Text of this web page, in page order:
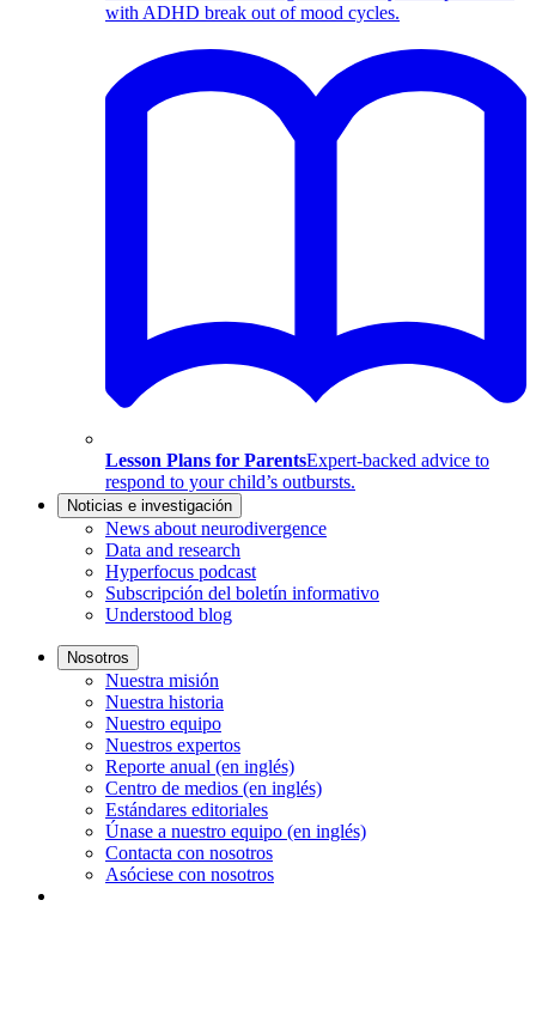
with ADHD break out of mood cycles.
Lesson Plans for ParentsExpert-backed advice to
respond to your child’s outbursts.
Noticias e investigación
News about neurodivergence
Data and research
Hyperfocus podcast
Subscripción del boletín informativo
Understood blog
Nosotros
Nuestra misión
Nuestra historia
Nuestro equipo
Nuestros expertos
Reporte anual (en inglés)
Centro de medios (en inglés)
Estándares editoriales
Únase a nuestro equipo (en inglés)
Contacta con nosotros
Asóciese con nosotros